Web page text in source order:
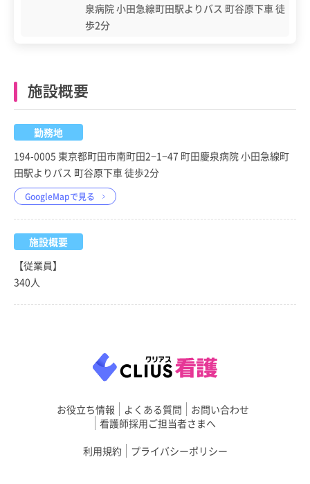
泉病院 小田急線町田駅よりバス 町谷原下車 徒
歩2分
施設概要
勤務地
194-0005 東京都町田市南町田2−1−47 町田慶泉病院 小田急線町
田駅よりバス 町谷原下車 徒歩2分
GoogleMapで見る
施設概要
【従業員】
340人
お役立ち情報 よくある質問
お問い合わせ
看護師採用ご担当者さまへ
利用規約
プライバシーポリシー